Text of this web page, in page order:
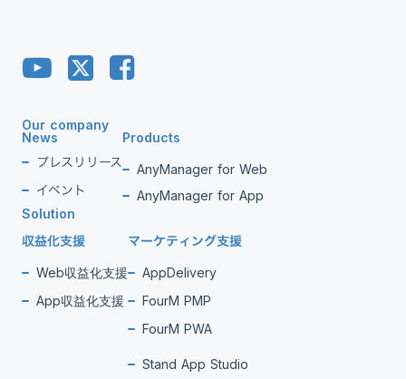
Our company
News
プレスリリース
イベント
Products
AnyManager for Web
AnyManager for App
Solution
収益化支援
Web収益化支援
App収益化支援
マーケティング支援
AppDelivery
FourM PMP
FourM PWA
Stand App Studio